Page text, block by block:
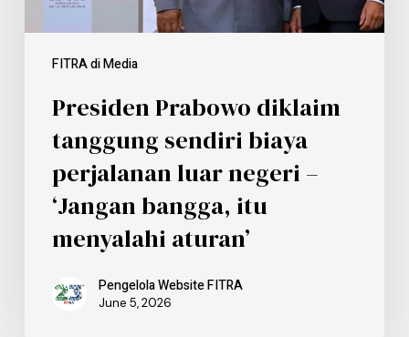
FITRA di Media
Presiden Prabowo diklaim
tanggung sendiri biaya
perjalanan luar negeri –
‘Jangan bangga, itu
menyalahi aturan’
Pengelola Website FITRA
June 5, 2026